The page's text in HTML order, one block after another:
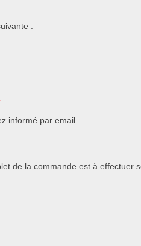
:
informé par email.
de la commande est à effectuer